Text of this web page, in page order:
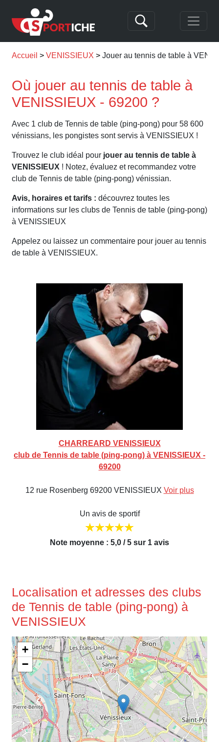
Accueil VENISSIEUX Jouer au tennis de table à
Où jouer au tennis de table à
VENISSIEUX - 69200 ?
Avec 1 club de Tennis de table (ping-pong) pour 58 600
vénissians, les pongistes sont servis à VENISSIEUX !
Trouvez le club idéal pour jouer au tennis de table à
VENISSIEUX ! Notez, évaluez et recommandez votre
club de Tennis de table (ping-pong) vénissian.
Avis, horaires et tarifs : découvrez toutes les
informations sur les clubs de Tennis de table (ping-pong)
à VENISSIEUX
Appelez ou laissez un commentaire pour jouer au tennis
de table à VENISSIEUX.
CHARREARD VENISSIEUX
club de Tennis de table (ping-pong) à VENISSIEUX -
69200
12 rue Rosenberg 69200 VENISSIEUX Voir plus
Un avis de sportif
Note moyenne : 5,0 / 5 sur 1 avis
Localisation et adresses des clubs
de Tennis de table (ping-pong) à
VENISSIEUX
+
−